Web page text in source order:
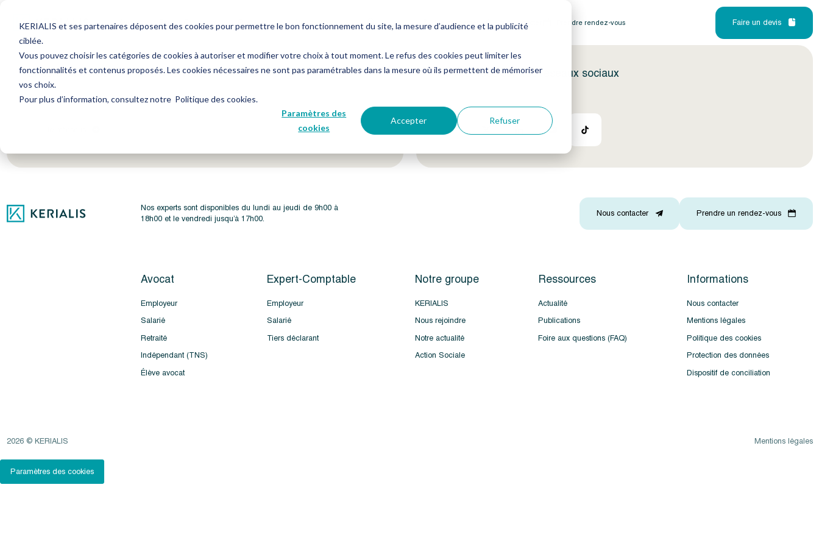
KERIALIS et ses partenaires déposent des cookies pour permettre le bon fonctionnement du site, la mesure d’audience et la publicité
ciblée.
Vous pouvez choisir les catégories de cookies à autoriser et modifier votre choix à tout moment. Le refus des cookies peut limiter les
fonctionnalités et contenus proposés. Les cookies nécessaires ne sont pas paramétrables dans la mesure où ils permettent de mémoriser
vos choix.
Pour plus d’information, consultez notre Politique des cookies.
Paramètres des
cookies
Accepter Refuser
Avocat Expert-Comptable Ressources Notre groupe Me connecter Nous contacter Prendre rendez-vous Faire un devis
Encore plus d'actus ? Inscrivez-vous à notre newsletter ! Suivez-nous sur nos réseaux sociaux
Nos experts sont disponibles du lundi au jeudi de 9h00 à
18h00 et le vendredi jusqu’à 17h00.
Nous contacter Prendre un rendez-vous
Avocat
Employeur
Salarié
Retraité
Indépendant (TNS)
Élève avocat
Expert-Comptable
Employeur
Salarié
Tiers déclarant
Notre groupe
KERIALIS
Nous rejoindre
Notre actualité
Action Sociale
Ressources
Actualité
Publications
Foire aux questions (FAQ)
Informations
Nous contacter
Mentions légales
Politique des cookies
Protection des données
Dispositif de conciliation
2026 © KERIALIS Mentions légales
Paramètres des cookies